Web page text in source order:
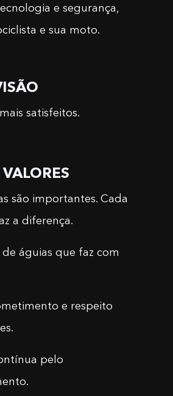
e segurança,
e sua moto.
satisfeitos.
são importantes. Cada
a diferença.
de águias que faz com
e respeito
pelo